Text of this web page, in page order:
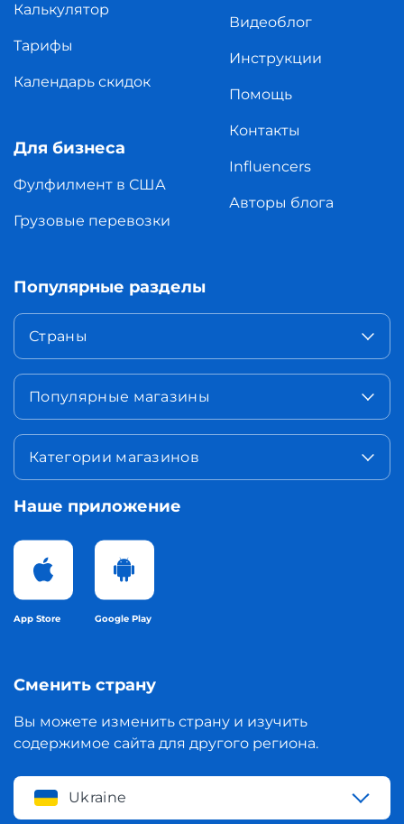
Калькулятор
Тарифы
Календарь скидок
Для бизнеса
Фулфилмент в США
Грузовые перевозки
Видеоблог
Инструкции
Помощь
Контакты
Influencers
Авторы блога
Популярные разделы
Страны
Популярные магазины
Категории магазинов
Наше приложение
App Store Google Play
Сменить страну
Вы можете изменить страну и изучить
содержимое сайта для другого региона.
Ukraine